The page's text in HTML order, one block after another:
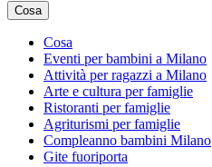
Cosa
Cosa
Eventi per bambini a Milano
Attività per ragazzi a Milano
Arte e cultura per famiglie
Ristoranti per famiglie
Agriturismi per famiglie
Compleanno bambini Milano
Gite fuoriporta